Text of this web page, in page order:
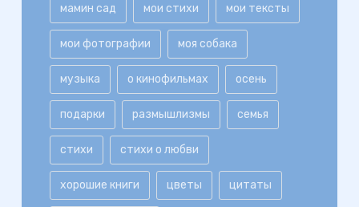
мамин сад мои стихи мои тексты
мои фотографии моя собака
музыка о кинофильмах осень
подарки размышлизмы семья
стихи стихи о любви
хорошие книги цветы цитаты